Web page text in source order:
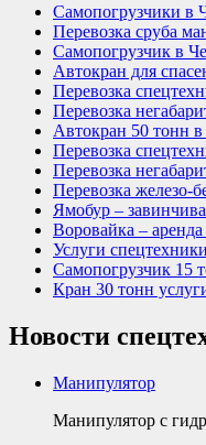
Самопогрузчики в
Перевозка сруба
Самопогрузчик в
Автокран для
Перевозка
Перевозка
Автокран 50 тонн в
Перевозка
Перевозка
Перевозка железо-
Ямобур –
Воровайка –
Услуги спецтехники
Самопогрузчик 15
Кран 30 тонн
Новости
Манипулятор
Манипулятор с